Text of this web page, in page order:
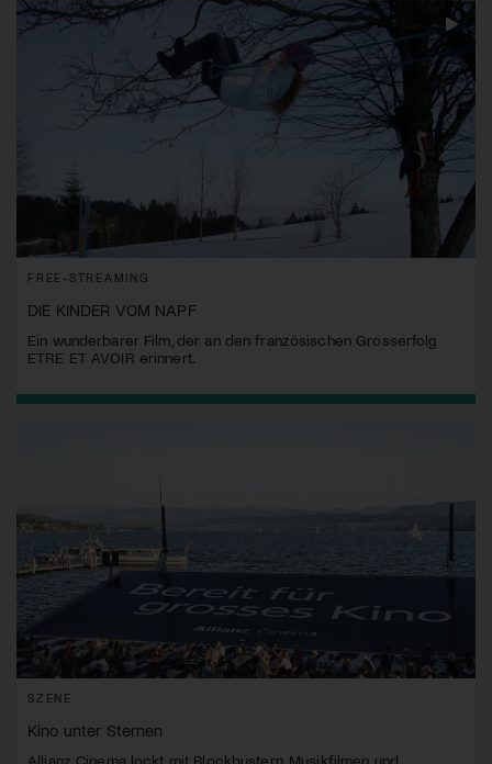
FREE-STREAMING
DIE KINDER VOM NAPF
Ein wunderbarer Film, der an den französischen Grosserfolg
ETRE ET AVOIR erinnert.
SZENE
Kino unter Sternen
Allianz Cinema lockt mit Blockbustern, Musikfilmen und